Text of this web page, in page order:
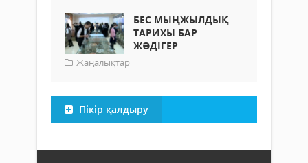
БЕС МЫҢЖЫЛДЫҚ
ТАРИХЫ БАР
ЖӘДІГЕР
Жаңалықтар
Пікір қалдыру